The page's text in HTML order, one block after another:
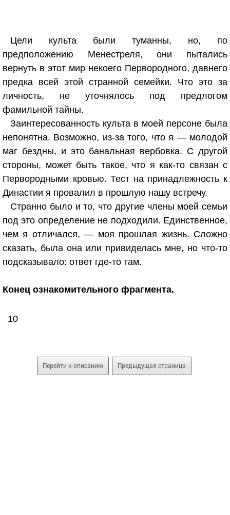
Цели культа были туманны, но, по
предположению Менестреля, они пытались
вернуть в этот мир некоего Первородного, давнего
предка всей этой странной семейки. Что это за
личность, не уточнялось под предлогом
фамильной тайны.
Заинтересованность культа в моей персоне была
непонятна. Возможно, из-за того, что я — молодой
маг бездны, и это банальная вербовка. С другой
стороны, может быть такое, что я как-то связан с
Первородными кровью. Тест на принадлежность к
Династии я провалил в прошлую нашу встречу.
Странно было и то, что другие члены моей семьи
под это определение не подходили. Единственное,
чем я отличался, — моя прошлая жизнь. Сложно
сказать, была она или привиделась мне, но что-то
подсказывало: ответ где-то там.
Конец ознакомительного фрагмента.
10
Перейти к описанию Предыдущая страница